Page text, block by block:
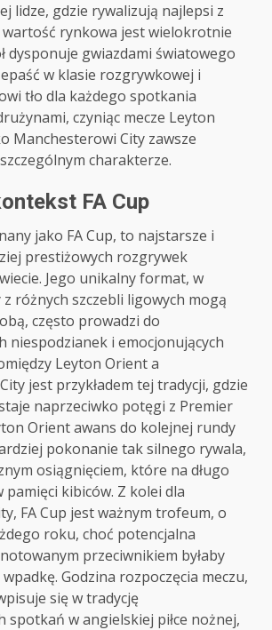
lidze, gdzie rywalizują najlepsi z
wartość rynkowa jest wielokrotnie
dysponuje gwiazdami światowego
w klasie rozgrywkowej i
tło dla każdego spotkania
czyniąc mecze Leyton
Manchesterowi City zawsze
charakterze.
FA Cup
jako FA Cup, to najstarsze i
prestiżowych rozgrywek
Jego unikalny format, w
różnych szczebli ligowych mogą
często prowadzi do
niespodzianek i emocjonujących
Leyton Orient a
jest przykładem tej tradycji, gdzie
naprzeciwko potęgi z Premier
Orient awans do kolejnej rundy
pokonanie tak silnego rywala,
osiągnięciem, które na długo
pamięci kibiców. Z kolei dla
FA Cup jest ważnym trofeum, o
roku, choć potencjalna
przeciwnikiem byłaby
Godzina rozpoczęcia meczu,
się w tradycję
spotkań w angielskiej piłce nożnej,